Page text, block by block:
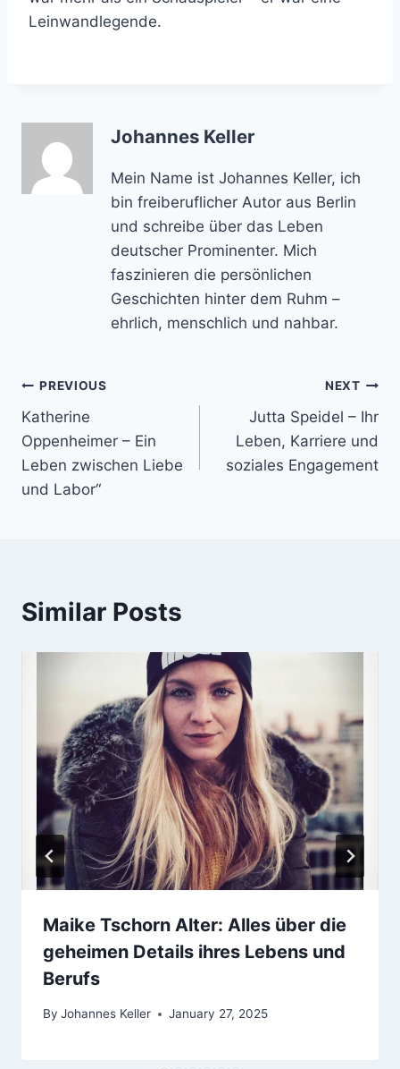
Leinwandlegende.
Johannes Keller
Mein Name ist Johannes Keller, ich
bin freiberuflicher Autor aus Berlin
und schreibe über das Leben
deutscher Prominenter. Mich
faszinieren die persönlichen
Geschichten hinter dem Ruhm –
ehrlich, menschlich und nahbar.
Post
navigation
PREVIOUS
Katherine
Oppenheimer – Ein
Leben zwischen Liebe
und Labor“
NEXT
Jutta Speidel – Ihr
Leben, Karriere und
soziales Engagement
Similar Posts
Maike Tschorn Alter: Alles über die
geheimen Details ihres Lebens und
Berufs
By Johannes Keller January 27, 2025